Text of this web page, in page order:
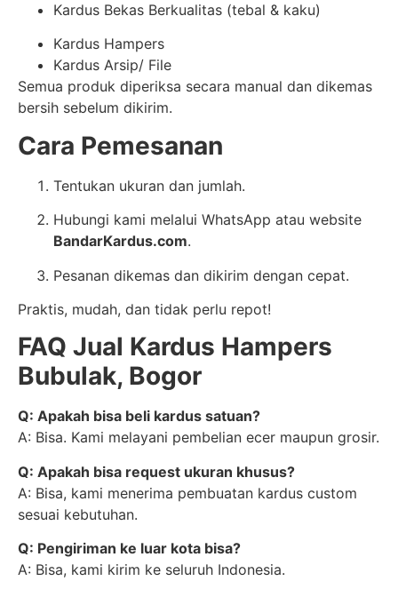
Kardus Bekas Berkualitas (tebal & kaku)
Kardus Hampers
Kardus Arsip/ File
Semua produk diperiksa secara manual dan dikemas
bersih sebelum dikirim.
Cara Pemesanan
Tentukan ukuran dan jumlah.
Hubungi kami melalui WhatsApp atau website
BandarKardus.com.
Pesanan dikemas dan dikirim dengan cepat.
Praktis, mudah, dan tidak perlu repot!
FAQ Jual Kardus Hampers
Bubulak, Bogor
Q: Apakah bisa beli kardus satuan?
A: Bisa. Kami melayani pembelian ecer maupun grosir.
Q: Apakah bisa request ukuran khusus?
A: Bisa, kami menerima pembuatan kardus custom
sesuai kebutuhan.
Q: Pengiriman ke luar kota bisa?
A: Bisa, kami kirim ke seluruh Indonesia.